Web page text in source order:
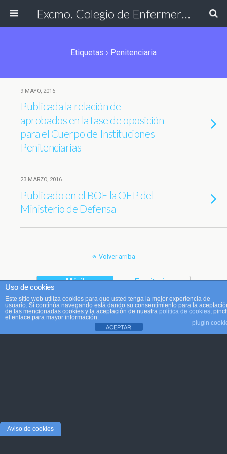
Excmo. Colegio de Enfermería de Cádiz
Etiquetas › Penitenciaria
9 MAYO, 2016
Publicada la relación de
aprobados en la fase de oposición
para el Cuerpo de Instituciones
Penitenciarias
23 MARZO, 2016
Publicado en el BOE la OEP del
Ministerio de Defensa
Volver arriba
Móvil Escritorio
Uso de cookies
Este sitio web utiliza cookies para que usted tenga la mejor experiencia de
usuario. Si continúa navegando está dando su consentimiento para la
de las mencionadas cookies y la aceptación de nuestra política de cookies,
el enlace para mayor información.
plugin
ACEPTAR
Aviso de cookies